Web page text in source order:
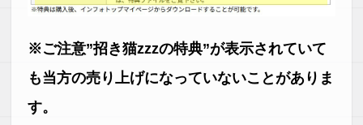
※ご注意”招き猫zzzの特典”が表示されていて
も当方の売り上げになっていないことがありま
す。